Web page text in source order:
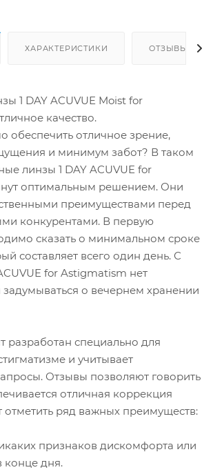
ХАРАКТЕРИСТИКИ ОТЗЫВЫ
1 DAY ACUVUE Moist for
качество.
обеспечить отличное зрение,
и минимум забот? В таком
линзы 1 DAY ACUVUE for
оптимальным решением. Они
преимуществами перед
конкурентами. В первую
сказать о минимальном сроке
составляет всего один день. С
for Astigmatism нет
о вечернем хранении
разработан специально для
и учитывает
Отзывы позволяют говорить
отличная коррекция
отметить ряд важных преимуществ:
признаков дискомфорта или
конце дня.